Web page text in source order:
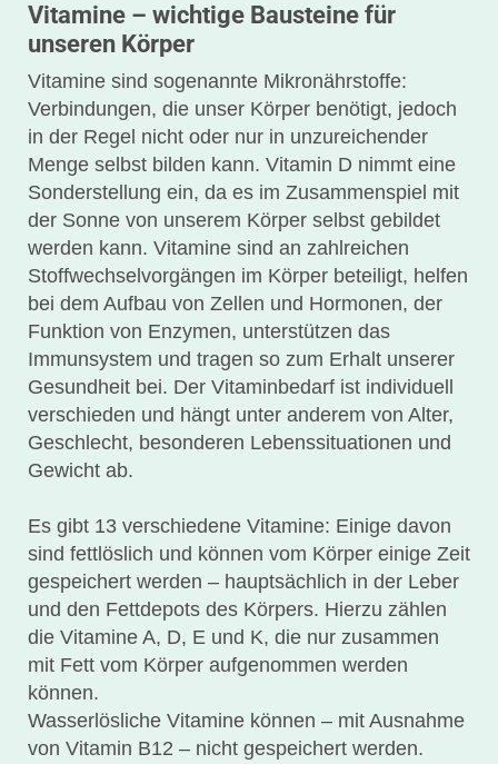
Vitamine – wichtige Bausteine für
unseren Körper
Vitamine sind sogenannte Mikronährstoffe:
Verbindungen, die unser Körper benötigt, jedoch
in der Regel nicht oder nur in unzureichender
Menge selbst bilden kann. Vitamin D nimmt eine
Sonderstellung ein, da es im Zusammenspiel mit
der Sonne von unserem Körper selbst gebildet
werden kann. Vitamine sind an zahlreichen
Stoffwechselvorgängen im Körper beteiligt, helfen
bei dem Aufbau von Zellen und Hormonen, der
Funktion von Enzymen, unterstützen das
Immunsystem und tragen so zum Erhalt unserer
Gesundheit bei. Der Vitaminbedarf ist individuell
verschieden und hängt unter anderem von Alter,
Geschlecht, besonderen Lebenssituationen und
Gewicht ab.
Es gibt 13 verschiedene Vitamine: Einige davon
sind fettlöslich und können vom Körper einige Zeit
gespeichert werden – hauptsächlich in der Leber
und den Fettdepots des Körpers. Hierzu zählen
die Vitamine A, D, E und K, die nur zusammen
mit Fett vom Körper aufgenommen werden
können.
Wasserlösliche Vitamine können – mit Ausnahme
von Vitamin B12 – nicht gespeichert werden.